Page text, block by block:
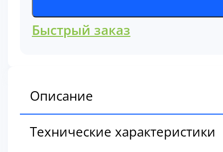
воздушный
Komatsu
848101144
Быстрый заказ
Описание
Технические характеристики